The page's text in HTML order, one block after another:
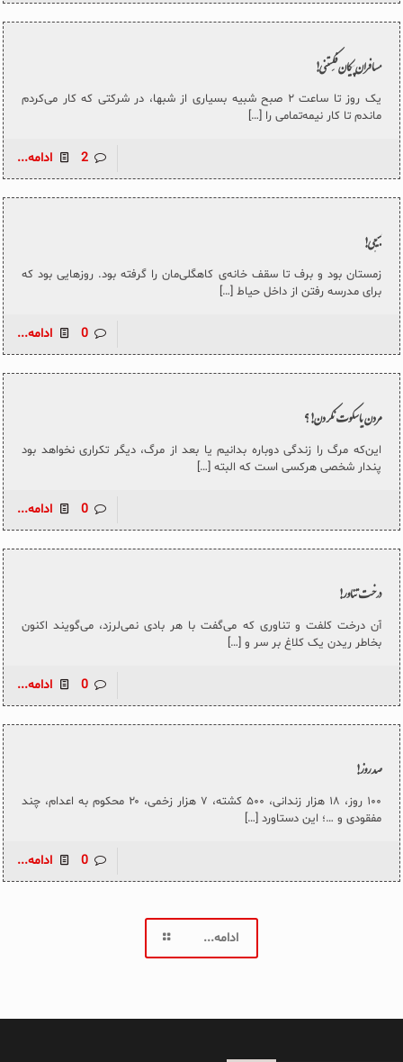
مسافران پیکان فکِستنی!
یک روز تا ساعت ۲ صبح شبیه بسیاری از شبها، در شرکتی که کار می‌کردم
ماندم تا کار نیمه‌تمامی را […]
2 ادامه...
بسیجی!
زمستان بود و برف تا سقف خانه‌ی کاهگلی‌مان را گرفته بود. روزهایی بود که
برای مدرسه رفتن از داخل حیاط […]
0 ادامه...
مردن یا سکوت نکردن!؟
این‌که مرگ را زندگی دوباره بدانیم یا بعد از مرگ، دیگر تکراری نخواهد بود
پندار شخصی هرکسی است که البته […]
0 ادامه...
درخت تناور!
آن درخت کلفت و تناوری که می‌گفت با هر بادی نمی‌لرزد، می‌گویند اکنون
بخاطر ریدن یک کلاغ بر سر و […]
0 ادامه...
صد روز!
۱۰۰ روز، ۱۸ هزار زندانی، ۵۰۰ کشته، ۷ هزار زخمی، ۲۰ محکوم به اعدام، چند
مفقودی و …؛ این دستاورد […]
0 ادامه...
ادامه...